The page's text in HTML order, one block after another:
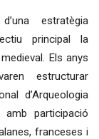
estratègia
principal la
Els anys
estructurar
d’Arqueologia
amb participació
franceses i